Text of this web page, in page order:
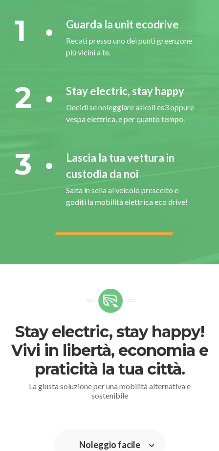
1 Guarda la unit ecodrive
Recati presso uno dei punti greenzone
più vicini a te.
2 Stay electric, stay happy
Decidi se noleggiare askoll es3 oppure
vespa elettrica, e per quanto tempo.
3
Lascia la tua vettura in
custodia da noi
Salta in sella al veicolo prescelto e
goditi la mobilità elettrica eco drive!
Stay electric, stay happy!
Vivi in libertà, economia e
praticità la tua città.
La giusta soluzione per una mobilità alternativa e
sostenibile
Noleggio facile